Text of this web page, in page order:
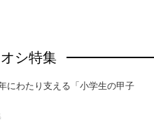
シ特集
にわたり支える「小学生の甲子